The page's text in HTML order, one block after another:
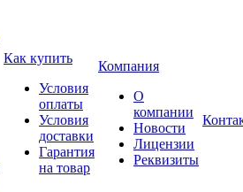
Как купить
Условия
оплаты
Условия
доставки
Гарантия
на товар
Компания
О
компании
Новости
Лицензии
Реквизиты